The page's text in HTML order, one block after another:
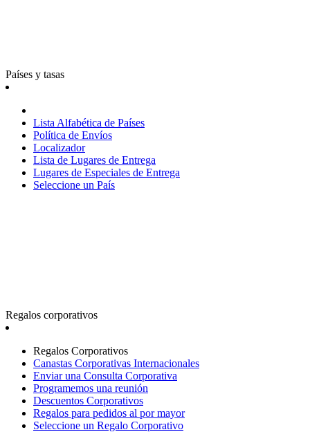
Países y tasas
Lista Alfabética de Países
Política de Envíos
Localizador
Lista de Lugares de Entrega
Lugares de Especiales de Entrega
Seleccione un País
Regalos corporativos
Regalos Corporativos
Canastas Corporativas Internacionales
Enviar una Consulta Corporativa
Programemos una reunión
Descuentos Corporativos
Regalos para pedidos al por mayor
Seleccione un Regalo Corporativo